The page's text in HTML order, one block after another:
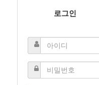
로그인